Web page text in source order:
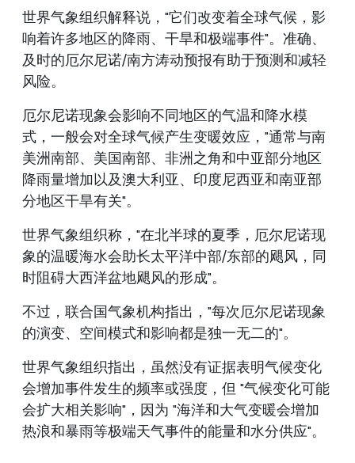
世界气象组织解释说，"它们改变着全球气候，影
响着许多地区的降雨、干旱和极端事件"。准确、
及时的厄尔尼诺/南方涛动预报有助于预测和减轻
风险。
厄尔尼诺现象会影响不同地区的气温和降水模
式，一般会对全球气候产生变暖效应，"通常与南
美洲南部、美国南部、非洲之角和中亚部分地区
降雨量增加以及澳大利亚、印度尼西亚和南亚部
分地区干旱有关"。
世界气象组织称，"在北半球的夏季，厄尔尼诺现
象的温暖海水会助长太平洋中部/东部的飓风，同
时阻碍大西洋盆地飓风的形成"。
不过，联合国气象机构指出，"每次厄尔尼诺现象
的演变、空间模式和影响都是独一无二的"。
世界气象组织指出，虽然没有证据表明气候变化
会增加事件发生的频率或强度，但 "气候变化可能
会扩大相关影响"，因为 "海洋和大气变暖会增加
热浪和暴雨等极端天气事件的能量和水分供应"。